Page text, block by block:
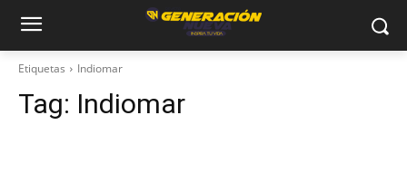
Etiquetas Indiomar
Tag: Indiomar